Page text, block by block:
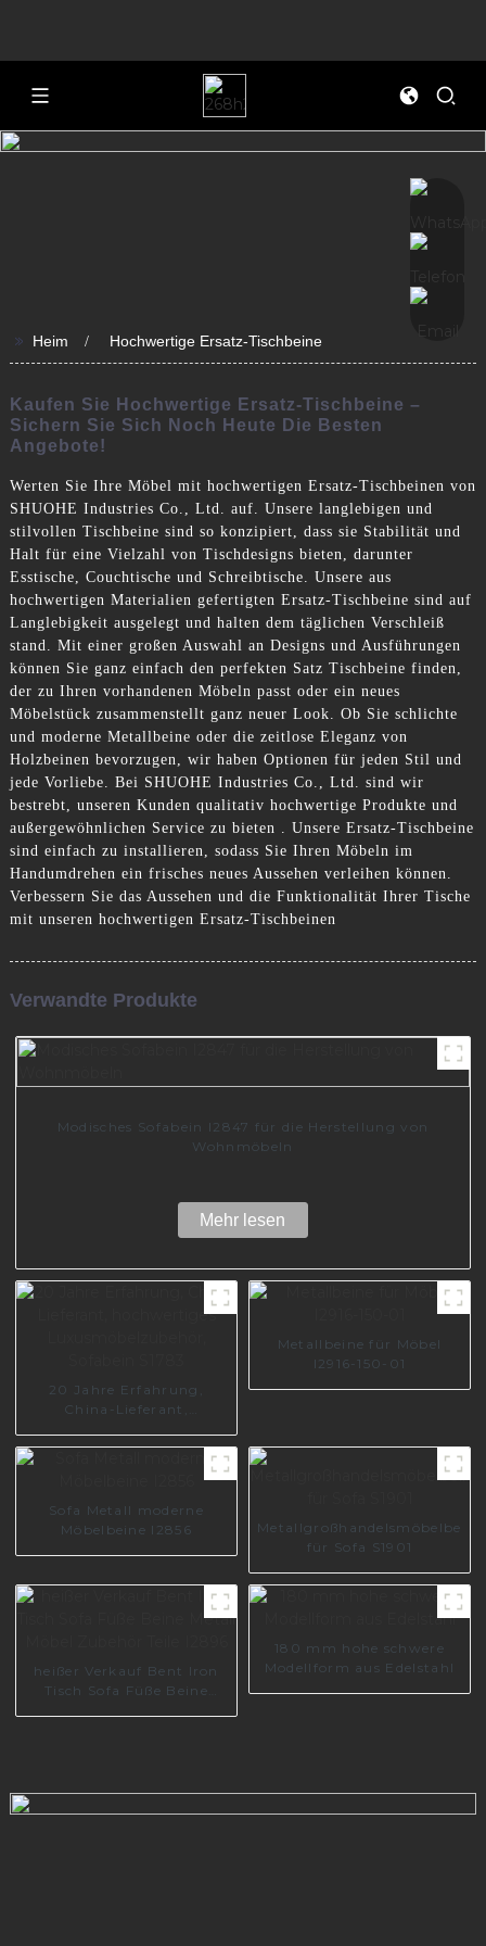
>> Heim Hochwertige Ersatz-Tischbeine
Kaufen Sie Hochwertige Ersatz-Tischbeine –
Sichern Sie Sich Noch Heute Die Besten
Angebote!
Werten Sie Ihre Möbel mit hochwertigen Ersatz-Tischbeinen von
SHUOHE Industries Co., Ltd. auf. Unsere langlebigen und
stilvollen Tischbeine sind so konzipiert, dass sie Stabilität und
Halt für eine Vielzahl von Tischdesigns bieten, darunter
Esstische, Couchtische und Schreibtische. Unsere aus
hochwertigen Materialien gefertigten Ersatz-Tischbeine sind auf
Langlebigkeit ausgelegt und halten dem täglichen Verschleiß
stand. Mit einer großen Auswahl an Designs und Ausführungen
können Sie ganz einfach den perfekten Satz Tischbeine finden,
der zu Ihren vorhandenen Möbeln passt oder ein neues
Möbelstück zusammenstellt ganz neuer Look. Ob Sie schlichte
und moderne Metallbeine oder die zeitlose Eleganz von
Holzbeinen bevorzugen, wir haben Optionen für jeden Stil und
jede Vorliebe. Bei SHUOHE Industries Co., Ltd. sind wir
bestrebt, unseren Kunden qualitativ hochwertige Produkte und
außergewöhnlichen Service zu bieten . Unsere Ersatz-Tischbeine
sind einfach zu installieren, sodass Sie Ihren Möbeln im
Handumdrehen ein frisches neues Aussehen verleihen können.
Verbessern Sie das Aussehen und die Funktionalität Ihrer Tische
mit unseren hochwertigen Ersatz-Tischbeinen
Verwandte Produkte
Modisches Sofabein I2847 für die Herstellung von
Wohnmöbeln
Mehr lesen
20 Jahre Erfahrung,
China-Lieferant,
Luxusmöbelzubehör,
Metallbeine für Möbel
I2916-150-01
Sofa Metall moderne
Möbelbeine I2856
Metallgroßhandelsmöbelbeine
für Sofa S1901
heißer Verkauf Bent Iron
Tisch Sofa Füße Beine
180 mm hohe schwere
Modellform aus Edelstahl